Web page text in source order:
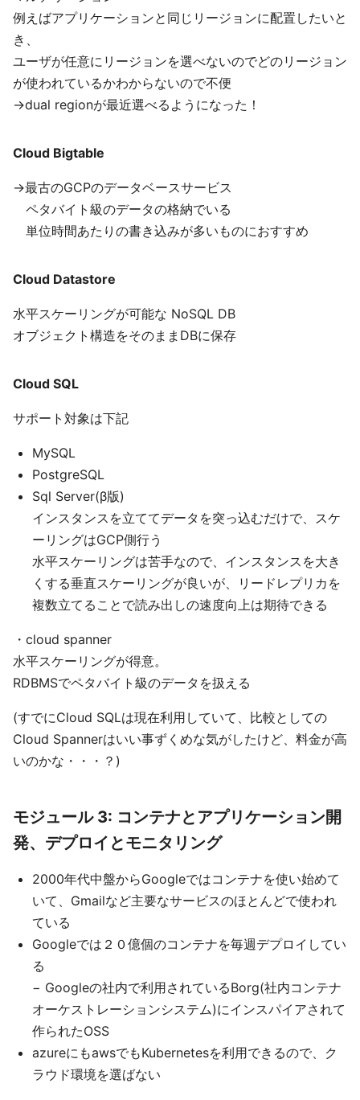
例えばアプリケーションと同じリージョンに配置したいと
き、
ユーザが任意にリージョンを選べないのでどのリージョン
が使われているかわからないので不便
→dual regionが最近選べるようになった！
Cloud Bigtable
→最古のGCPのデータベースサービス
ペタバイト級のデータの格納でいる
単位時間あたりの書き込みが多いものにおすすめ
Cloud Datastore
水平スケーリングが可能な NoSQL DB
オブジェクト構造をそのままDBに保存
Cloud SQL
サポート対象は下記
MySQL
PostgreSQL
Sql Server(β版)
インスタンスを立ててデータを突っ込むだけで、スケ
ーリングはGCP側行う
水平スケーリングは苦手なので、インスタンスを大き
くする垂直スケーリングが良いが、リードレプリカを
複数立てることで読み出しの速度向上は期待できる
・cloud spanner
水平スケーリングが得意。
RDBMSでペタバイト級のデータを扱える
(すでにCloud SQLは現在利用していて、比較としての
Cloud Spannerはいい事ずくめな気がしたけど、料金が高
いのかな・・・？)
モジュール 3: コンテナとアプリケーション開
発、デプロイとモニタリング
2000年代中盤からGoogleではコンテナを使い始めて
いて、Gmailなど主要なサービスのほとんどで使われ
ている
Googleでは２０億個のコンテナを毎週デプロイしてい
る
− Googleの社内で利用されているBorg(社内コンテナ
オーケストレーションシステム)にインスパイアされて
作られたOSS
azureにもawsでもKubernetesを利用できるので、ク
ラウド環境を選ばない